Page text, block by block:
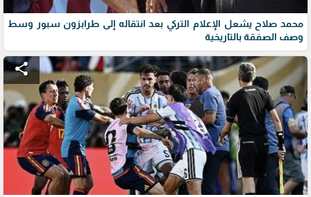
محمد صلاح يشعل الإعلام التركي بعد انتقاله إلى طرابزون سبور وسط
وصف الصفقة بالتاريخية
share